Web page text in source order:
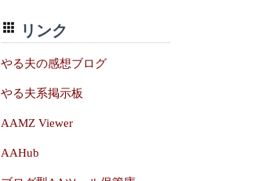
リンク
やる夫の感想ブログ
やる夫系掲示板
AAMZ Viewer
AAHub